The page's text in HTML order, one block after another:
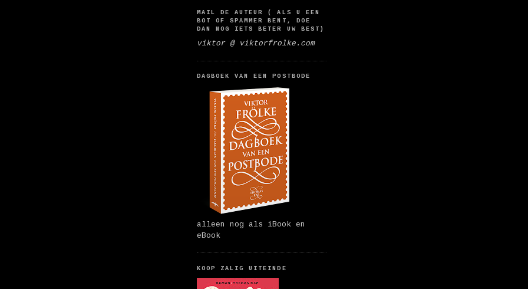
MAIL DE AUTEUR ( ALS U EEN
BOT OF SPAMMER BENT, DOE
DAN NOG IETS BETER UW BEST)
viktor @ viktorfrolke.com
DAGBOEK VAN EEN POSTBODE
alleen nog als iBook en
eBook
KOOP ZALIG UITEINDE